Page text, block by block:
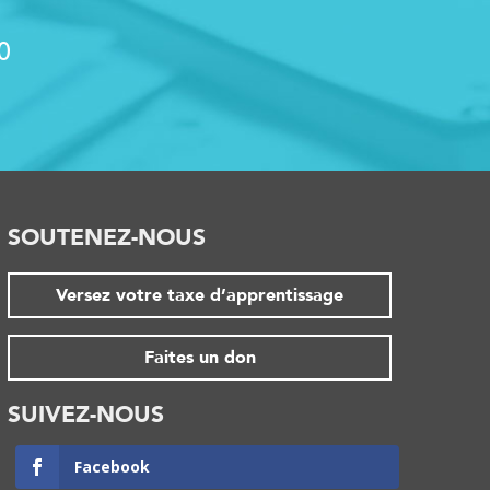
SOUTENEZ-NOUS
Versez votre taxe d’apprentissage
Faites un don
SUIVEZ-NOUS
Facebook